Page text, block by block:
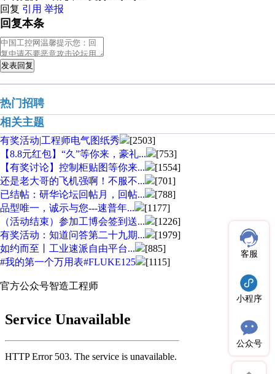
回复 引用 举报
回复本条
发表回复
热门招聘
相关主题
有奖活动|工程师电气图纸秀
[2503]
【8.8元红包】“久”等你来，豪礼...
[753]
【有奖讨论】控制柜贴图等你来...
[1554]
还是老大哥的飞机强啊！不服不...
[701]
已结帖：研华论坛回帖月，回帖...
[788]
品型唯一，诚示与您---速普年...
[1177]
（活动结束）参加工博会签到送...
[1226]
有奖活动：知道问答第二十九期...
[1979]
如约而至丨工业速派自由平台...
[885]
#我的第一个万用表#FLUKE125
[1115]
官方公众号智造工程师
客服
小程序
公众号